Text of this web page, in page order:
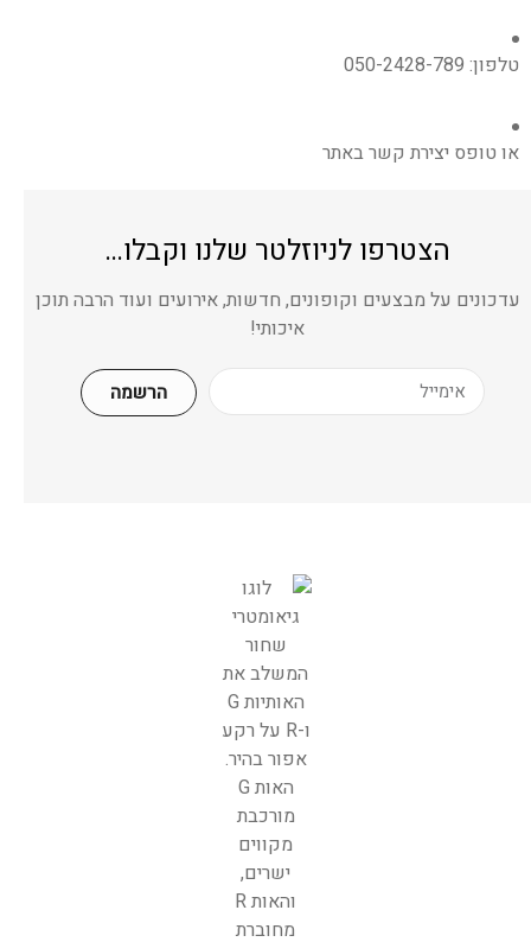
טלפון: 050-2428-789
או טופס יצירת קשר באתר
הצטרפו לניוזלטר שלנו וקבלו…
עדכונים על מבצעים וקופונים, חדשות, אירועים ועוד הרבה תוכן
איכותי!
הרשמה